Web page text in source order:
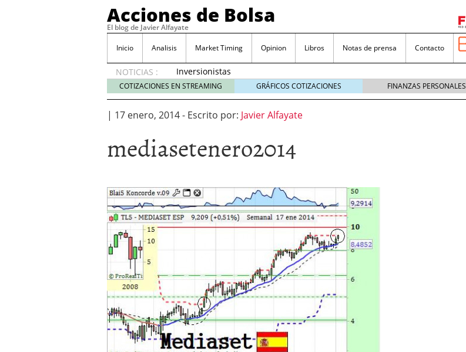
Acciones de Bolsa
El blog de Javier Alfayate
Inicio Analisis Market Timing Opinion Libros Notas de prensa Contacto
NOTICIAS :
Inversionistas
VIP en
México
creciente
por SIFX
mayo 8,
noviembre 30, 2024
Entendiendo los ETF de Bitcoin noviembre 22, 2024
Dividend Kings: empresas que destacan por sus dividendos constantes
noviembre 12, 2024
Descubre RealAdvisor: Una poderosa herramienta para tus inversiones
septiembre 23, 2024
COTIZACIONES EN STREAMING GRÁFICOS COTIZACIONES FINANZAS PERSONALES
| 17 enero, 2014- Escrito por: Javier Alfayate
mediasetenero2014